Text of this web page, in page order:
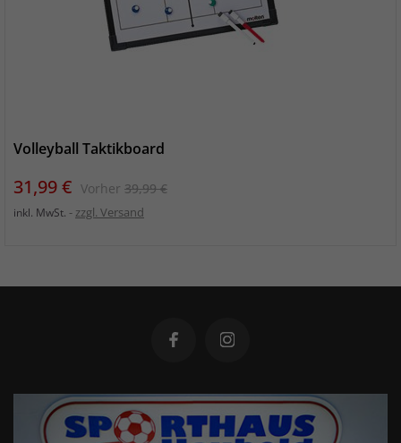
Volleyball Taktikboard
Preis
31,99 € Vorher Verkaufspreis
39,99 €
inkl. MwSt. zzgl. Versand